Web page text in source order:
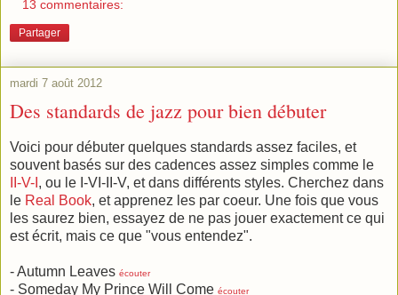
13 commentaires:
Partager
mardi 7 août 2012
Des standards de jazz pour bien débuter
Voici pour débuter quelques standards assez faciles, et
souvent basés sur des cadences assez simples comme le
II-V-I , ou le I-VI-II-V, et dans différents styles. Cherchez dans
le Real Book, et apprenez les par coeur. Une fois que vous
les saurez bien, essayez de ne pas jouer exactement ce qui
est écrit, mais ce que "vous entendez".
- Autumn Leaves écouter
- Someday My Prince Will Come écouter